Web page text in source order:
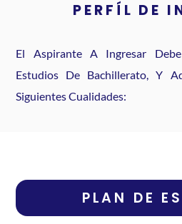
PERFÍL DE
El Aspirante A Ingresar
Estudios De Bachillerato, Y
Siguientes Cualidades:
PLAN DE